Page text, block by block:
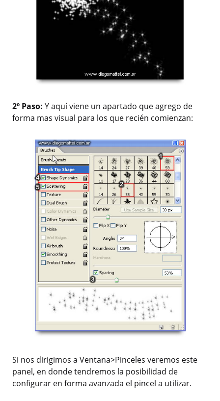
2º Paso: Y aquí viene un apartado que agrego de
forma mas visual para los que recién comienzan:
Si nos dirigimos a Ventana>Pinceles veremos este
panel, en donde tendremos la posibilidad de
configurar en forma avanzada el pincel a utilizar.